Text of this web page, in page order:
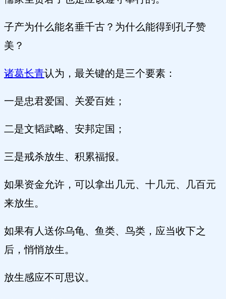
子产为什么能名垂千古？为什么能得到孔子赞
美？
诸葛长青认为，最关键的是三个要素：
一是忠君爱国、关爱百姓；
二是文韬武略、安邦定国；
三是戒杀放生、积累福报。
如果资金允许，可以拿出几元、十几元、几百元
来放生。
如果有人送你乌龟、鱼类、鸟类，应当收下之
后，悄悄放生。
放生感应不可思议。